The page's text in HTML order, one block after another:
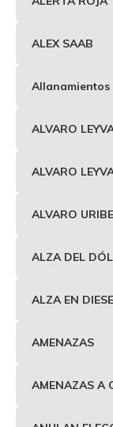
ALEX SAAB
Allanamientos
ALVARO
ALVARO
ALVARO URIBE
ALZA DEL
ALZA EN
AMENAZAS
AMENAZAS A